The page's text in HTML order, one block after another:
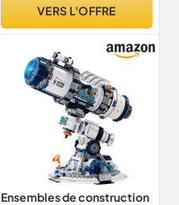
VERS L'OFFRE
Ensembles de construction